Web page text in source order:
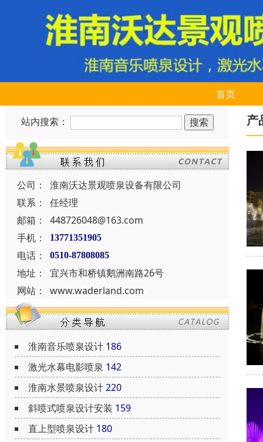
首页
站内搜索：
公司：
淮南沃达景观喷泉设备有限公司
联系：
任经理
邮箱：
448726048@163.com
手机：
13771351905
电话： 0510-87808085
地址：
宜兴市和桥镇鹅洲南路26号
网站：
www.waderland.com
淮南音乐喷泉设计 186
激光水幕电影喷泉 142
淮南水景喷泉设计220
斜喷式喷泉设计安装 159
直上型喷泉设计 180
产